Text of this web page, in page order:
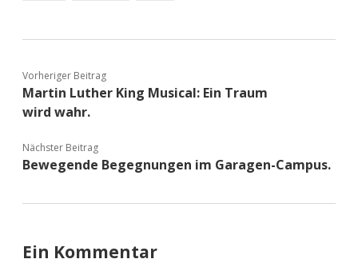
Vorheriger Beitrag
Martin Luther King Musical: Ein Traum
wird wahr.
Nächster Beitrag
Bewegende Begegnungen im Garagen-Campus.
Ein Kommentar